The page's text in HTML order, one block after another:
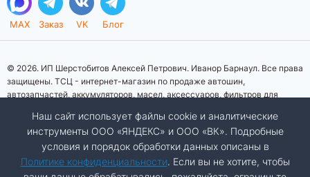
MAX Заказ VK Блог
© 2026. ИП Шерстобитов Алексей Петрович. Иванор Барнаул. Все права
защищены. ТСЦ - интернет-магазин по продаже автошин,
автозапчастей, аккумуляторов, масел, аксессуаров, фильтров для
информационный характер. Представленная информация о товарах, их
стоимости, характеристик, фото, наличия на складе ни при каких
условиях не является публичной офертой, определяемой положениями
Статьи 437 (2) Гражданского кодекса Российской Федерации.
Изображения товаров на фотографиях, представленных на сайте, могут
Наш сайт использует файлы cookie и аналитические
инструменты ООО «ЯНДЕКС» и ООО «ВК». Подробные
условия и порядок обработки данных описаны в
Политике конфиденциальности. Если вы не хотите, чтобы